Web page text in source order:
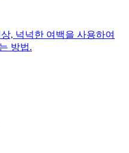
, 넉넉한 여백을 사용하여
방법.